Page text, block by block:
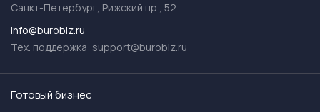
Санкт-Петербург, Рижский пр., 52
info@burobiz.ru
Тех. поддержка: support@burobiz.ru
Готовый бизнес